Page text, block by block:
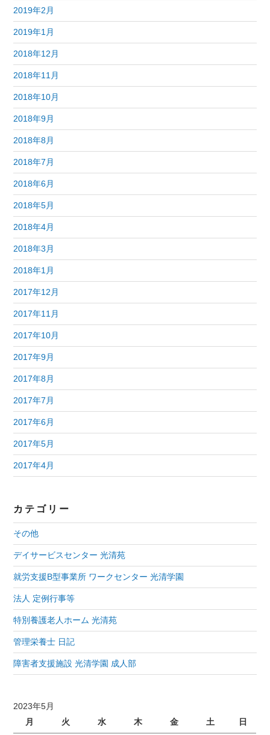
2019年2月
2019年1月
2018年12月
2018年11月
2018年10月
2018年9月
2018年8月
2018年7月
2018年6月
2018年5月
2018年4月
2018年3月
2018年1月
2017年12月
2017年11月
2017年10月
2017年9月
2017年8月
2017年7月
2017年6月
2017年5月
2017年4月
カテゴリー
その他
デイサービスセンター 光清苑
就労支援B型事業所 ワークセンター 光清学園
法人 定例行事等
特別養護老人ホーム 光清苑
管理栄養士 日記
障害者支援施設 光清学園 成人部
2023年5月
月
火 水 木 金 土 日